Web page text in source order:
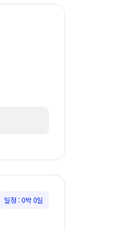
일정 : 0박 0일